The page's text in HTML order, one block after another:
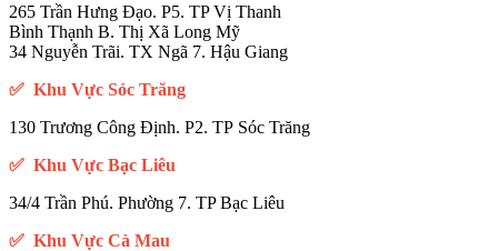
265 Trần Hưng Đạo. P5. TP Vị Thanh
Bình Thạnh B. Thị Xã Long Mỹ
34 Nguyễn Trãi. TX Ngã 7. Hậu Giang
✅ Khu Vực Sóc Trăng
130 Trương Công Định. P2. TP Sóc Trăng
✅ Khu Vực Bạc Liêu
34/4 Trần Phú. Phường 7. TP Bạc Liêu
✅ Khu Vực Cà Mau